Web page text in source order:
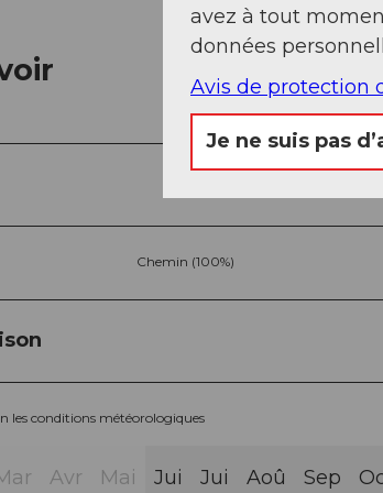
Chemin (100%)
les conditions météorologiques
Avr Mai Jui Jui Aoû Sep
avez à tout
données
Avis de protection
Je ne suis pas